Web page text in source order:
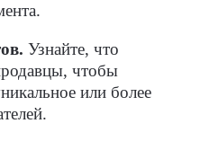
Узнайте, что
чтобы
или более